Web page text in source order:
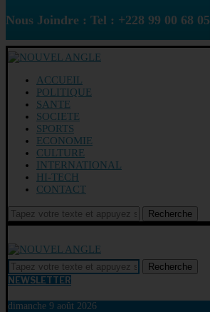
Nous Joindre : Tel : +228 99 00 68 05
ACCUEIL
POLITIQUE
SANTE
SOCIETE
SPORTS
ECONOMIE
CULTURE
INTERNATIONAL
HI-TECH
CONTACT
Recherche
Recherche
NEWSLETTER
dimanche 9 août 2026